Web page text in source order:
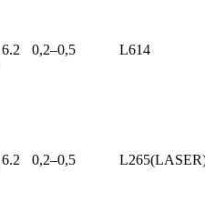
6.2 0,2–0,5 L614
6.2 0,2–0,5